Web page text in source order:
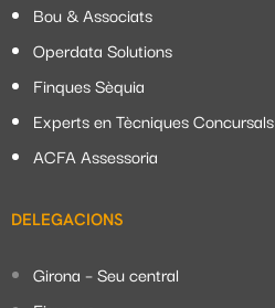
Bou & Associats
Operdata Solutions
Finques Sèquia
Experts en Tècniques Concursals
ACFA Assessoria
DELEGACIONS
Girona – Seu central